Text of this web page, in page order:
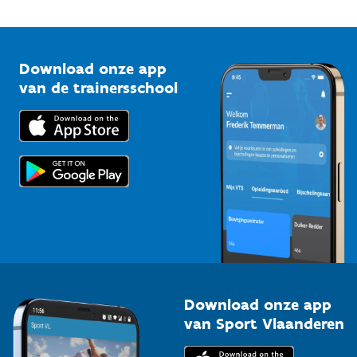
Bedrijven
Trainers en begeleiders
Topsporters
Vlaamse Trainersschool
Kennisplatform
Downloads
Voor de pers
Download onze app
van de trainersschool
Download onze app
van Sport Vlaanderen